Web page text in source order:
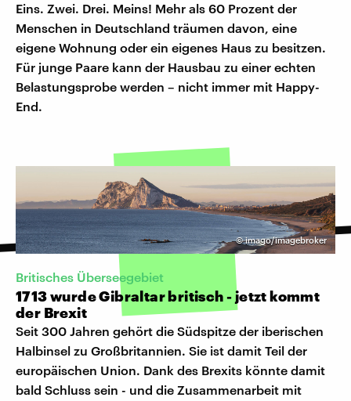
Eins. Zwei. Drei. Meins! Mehr als 60 Prozent der
Menschen in Deutschland träumen davon, eine
eigene Wohnung oder ein eigenes Haus zu besitzen.
Für junge Paare kann der Hausbau zu einer echten
Belastungsprobe werden – nicht immer mit Happy-
End.
©imago/imagebroker
Britisches Überseegebiet
1713 wurde Gibraltar britisch - jetzt kommt
der Brexit
Seit 300 Jahren gehört die Südspitze der iberischen
Halbinsel zu Großbritannien. Sie ist damit Teil der
europäischen Union. Dank des Brexits könnte damit
bald Schluss sein - und die Zusammenarbeit mit